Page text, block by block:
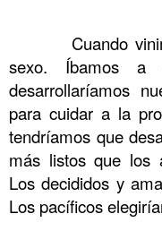
Cuando
sexo. Íbamos
desarrollaríamos
para cuidar a la
tendríamos que
más listos que los
Los decididos y
Los pacíficos